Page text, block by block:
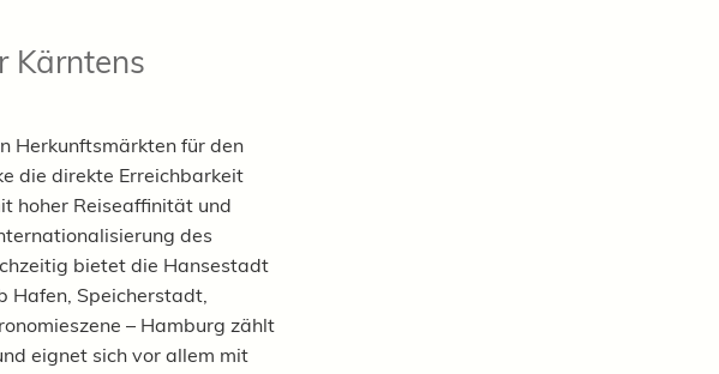
Kärntens
Herkunftsmärkten für den
die direkte Erreichbarkeit
hoher Reiseaffinität und
des
bietet die Hansestadt
Hafen, Speicherstadt,
– Hamburg zählt
eignet sich vor allem mit